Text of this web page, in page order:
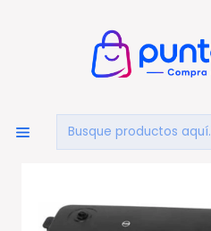
HOGAR Y
Selladoras
Selladora De Bolsas Al